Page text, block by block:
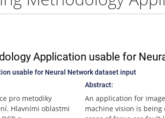
Application usable for
usable for Neural Network dataset input
pro metodiky
Hlavními oblastmi
Abstract:
An application for
machine vision is